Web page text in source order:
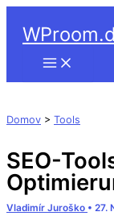
Inhalt
springen
Domov > Tools
SEO-
Vladimír Juroško • 27.